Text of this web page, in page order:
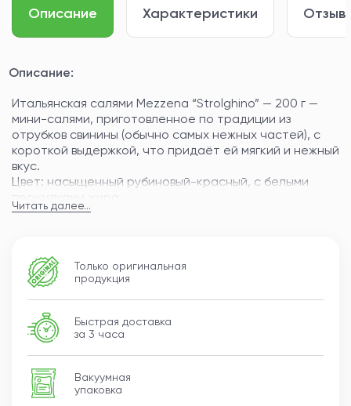
Описание Характеристики
Описание:
Итальянская салями Mezzena “Strolghino” — 200 г —
мини-салями, приготовленное по традиции из
отрубков свинины (обычно самых нежных частей), с
короткой выдержкой, что придаёт ей мягкий и нежный
вкус.
Цвет: насыщенный рубиновый-красный, с белыми
Вкус: деликатный, слегка сладковатый и ароматный,
Формат: небольшая палочка длиной ~ 200 г, вакуум-
упакована.
Пищевая ценность (на 100 г):
Энергетическая ценность: 360 ккал
Белки: 34 г
Углеводы: 1 г
Соль: 3,4 г
Читать далее...
Только оригинальная
продукция
Быстрая доставка
за 3 часа
Вакуумная
упаковка